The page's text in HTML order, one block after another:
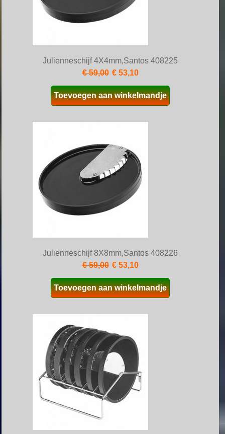
Julienneschijf 4X4mm,Santos 408225
€ 59,00 € 53,10
Toevoegen aan winkelmandje
Julienneschijf 8X8mm,Santos 408226
€ 59,00 € 53,10
Toevoegen aan winkelmandje